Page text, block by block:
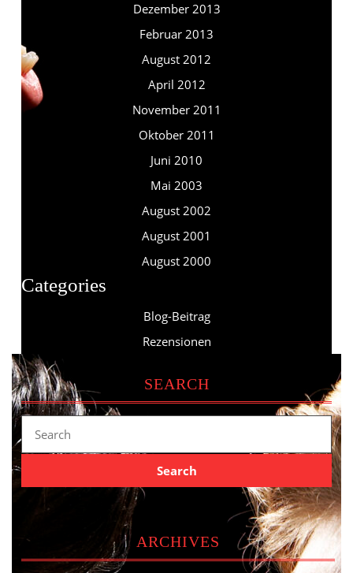
Dezember 2013
Februar 2013
August 2012
April 2012
November 2011
Oktober 2011
Juni 2010
Mai 2003
August 2002
August 2001
August 2000
Categories
Blog-Beitrag
Rezensionen
SEARCH
for:
ARCHIVES